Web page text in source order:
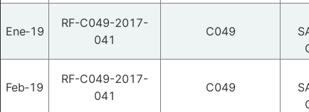
Ene‑19
RF-C049-2017-
041
C049
Feb‑19
RF-C049-2017-
041
C049